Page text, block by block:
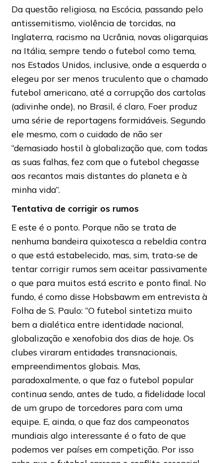
Da questão religiosa, na Escócia, passando pelo
antissemitismo, violência de torcidas, na
Inglaterra, racismo na Ucrânia, novas oligarquias
na Itália, sempre tendo o futebol como tema,
nos Estados Unidos, inclusive, onde a esquerda o
elegeu por ser menos truculento que o chamado
futebol americano, até a corrupção dos cartolas
(adivinhe onde), no Brasil, é claro, Foer produz
uma série de reportagens formidáveis. Segundo
ele mesmo, com o cuidado de não ser
“demasiado hostil à globalização que, com todas
as suas falhas, fez com que o futebol chegasse
aos recantos mais distantes do planeta e à
minha vida”.
Tentativa de corrigir os rumos
E este é o ponto. Porque não se trata de
nenhuma bandeira quixotesca a rebeldia contra
o que está estabelecido, mas, sim, trata-se de
tentar corrigir rumos sem aceitar passivamente
o que para muitos está escrito e ponto final. No
fundo, é como disse Hobsbawm em entrevista à
Folha de S. Paulo: “O futebol sintetiza muito
bem a dialética entre identidade nacional,
globalização e xenofobia dos dias de hoje. Os
clubes viraram entidades transnacionais,
empreendimentos globais. Mas,
paradoxalmente, o que faz o futebol popular
continua sendo, antes de tudo, a fidelidade local
de um grupo de torcedores para com uma
equipe. E, ainda, o que faz dos campeonatos
mundiais algo interessante é o fato de que
podemos ver países em competição. Por isso